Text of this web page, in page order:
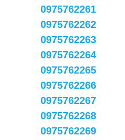
0975762261
0975762262
0975762263
0975762264
0975762265
0975762266
0975762267
0975762268
0975762269